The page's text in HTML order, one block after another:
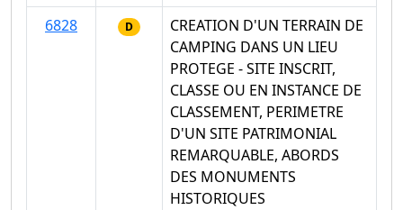
6828
D
CREATION D'UN TERRAIN DE
CAMPING DANS UN LIEU
PROTEGE - SITE INSCRIT,
CLASSE OU EN INSTANCE DE
CLASSEMENT, PERIMETRE
D'UN SITE PATRIMONIAL
REMARQUABLE, ABORDS
DES MONUMENTS
HISTORIQUES